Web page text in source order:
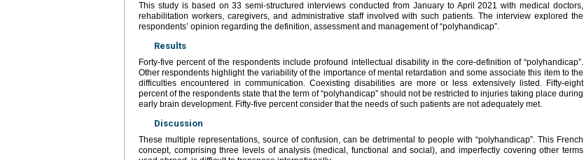
This study is based on 33 semi-structured interviews conducted from January to April 2021 with medical doctors,
rehabilitation workers, caregivers, and administrative staff involved with such patients. The interview explored the
respondents’ opinion regarding the definition, assessment and management of “polyhandicap”.
Results
Forty-five percent of the respondents include profound intellectual disability in the core-definition of “polyhandicap”.
Other respondents highlight the variability of the importance of mental retardation and some associate this item to the
difficulties encountered in communication. Coexisting disabilities are more or less extensively listed. Fifty-eight
percent of the respondents state that the term of “polyhandicap” should not be restricted to injuries taking place during
early brain development. Fifty-five percent consider that the needs of such patients are not adequately met.
Discussion
These multiple representations, source of confusion, can be detrimental to people with “polyhandicap”. This French
concept, comprising three levels of analysis (medical, functional and social), and imperfectly covering other terms